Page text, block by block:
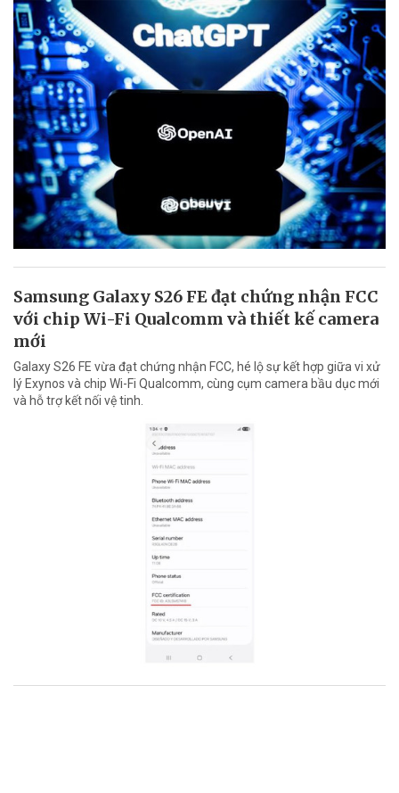
Samsung Galaxy S26 FE đạt chứng nhận FCC
với chip Wi-Fi Qualcomm và thiết kế camera
mới
Galaxy S26 FE vừa đạt chứng nhận FCC, hé lộ sự kết hợp giữa vi xử
lý Exynos và chip Wi-Fi Qualcomm, cùng cụm camera bầu dục mới
và hỗ trợ kết nối vệ tinh.